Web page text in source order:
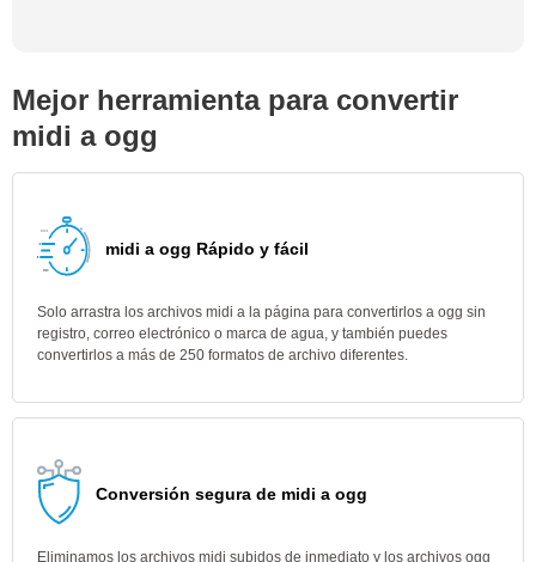
Mejor herramienta para convertir
midi a ogg
midi a ogg Rápido y fácil
Solo arrastra los archivos midi a la página para convertirlos a ogg sin
registro, correo electrónico o marca de agua, y también puedes
convertirlos a más de 250 formatos de archivo diferentes.
Conversión segura de midi a ogg
Eliminamos los archivos midi subidos de inmediato y los archivos ogg